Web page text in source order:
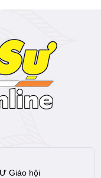
Giáo hội